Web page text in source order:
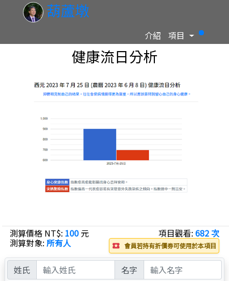
葫蘆墩
介紹 項目 Toggle
健康流日分析
測算價格 NT$: 100 元 項目觀看: 682 次
測算對象: 所有人 local_play 會員若持有折價劵可使用於本項目
姓氏
名字